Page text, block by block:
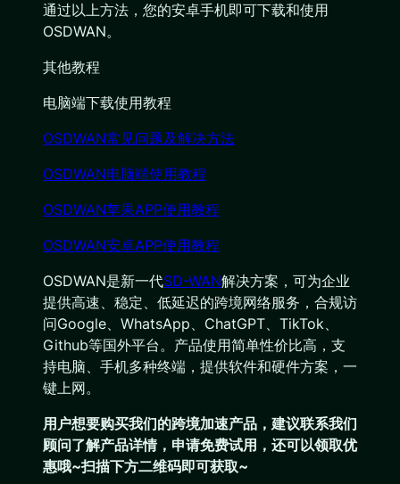
通过以上方法，您的安卓手机即可下载和使用
OSDWAN。
其他教程
电脑端下载使用教程
OSDWAN常见问题及解决方法
OSDWAN电脑端使用教程
OSDWAN苹果APP使用教程
OSDWAN安卓APP使用教程
OSDWAN是新一代SD-WAN解决方案，可为企业
提供高速、稳定、低延迟的跨境网络服务，合规访
问Google、WhatsApp、ChatGPT、TikTok、
Github等国外平台。产品使用简单性价比高，支
持电脑、手机多种终端，提供软件和硬件方案，一
键上网。
用户想要购买我们的跨境加速产品，建议联系我们
顾问了解产品详情，申请免费试用，还可以领取优
惠哦~扫描下方二维码即可获取~